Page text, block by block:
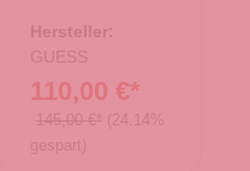
Hersteller:
GUESS
110,00 €*
145,00 €* (24.14%
gespart)